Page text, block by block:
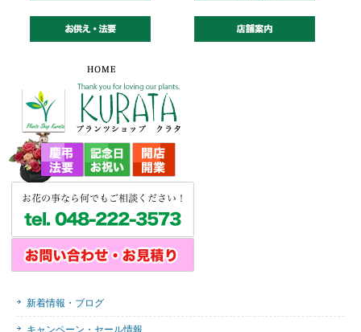
新着情報・ブログ
キャンペーン・セール情報